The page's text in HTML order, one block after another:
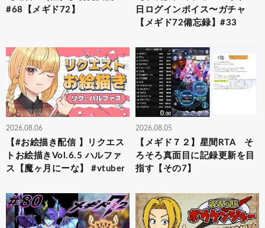
#68【メギド72】
日ログインボイス〜ガチャ
【メギド72備忘録】#33
2026.08.06
【#お絵描き配信 】リクエス
トお絵描きVol.6.5 ハルファ
ス【魔ヶ月にーな】 #vtuber
2026.08.05
【メギド７２】星間RTA そ
ろそろ真面目に記録更新を目
指す【その7】